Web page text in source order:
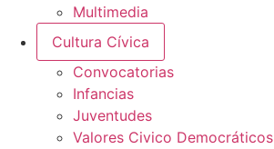
Multimedia
Cultura Cívica
Convocatorias
Infancias
Juventudes
Valores Civico Democráticos